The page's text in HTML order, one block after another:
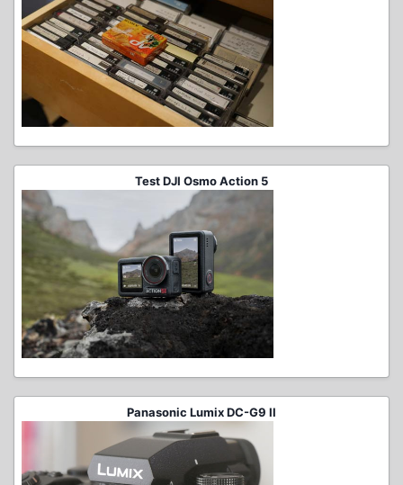
Test DJI Osmo Action 5
Panasonic Lumix DC-G9 II